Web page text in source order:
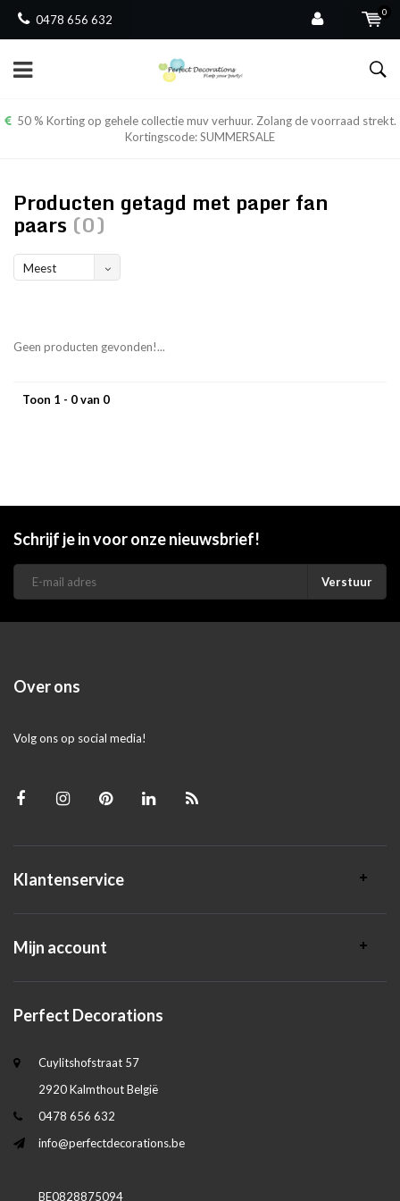
0478 656 632
0
50 % Korting op gehele collectie muv verhuur. Zolang de voorraad strekt.
Kortingscode: SUMMERSALE
Producten getagd met paper fan
paars (0)
Meest
Geen producten gevonden!...
Toon 1 - 0 van 0
Schrijf je in voor onze nieuwsbrief!
Verstuur
Over ons
Volg ons op social media!
Klantenservice
Mijn account
Perfect Decorations
Cuylitshofstraat 57
2920 Kalmthout België
0478 656 632
info@perfectdecorations.be
BE0828875094